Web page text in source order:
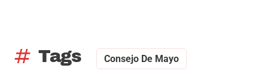
tag Tags Consejo De Mayo